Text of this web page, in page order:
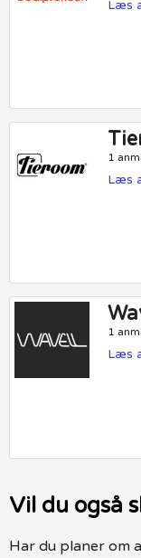
Læs
1
Læs
1
Læs
Vil du også
Har du planer om